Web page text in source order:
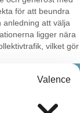
för att beundra
anledning att välja
ligger nära
vilket gör
Valence